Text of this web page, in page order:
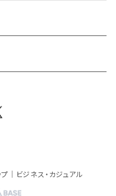
｜ビジネス・カジュアル